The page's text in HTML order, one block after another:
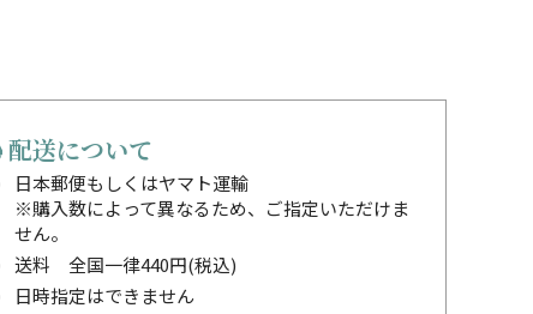
配送について
日本郵便もしくはヤマト運輸
※購入数によって異なるため、ご指定いただけま
せん。
送料 全国一律440円(税込)
日時指定はできません